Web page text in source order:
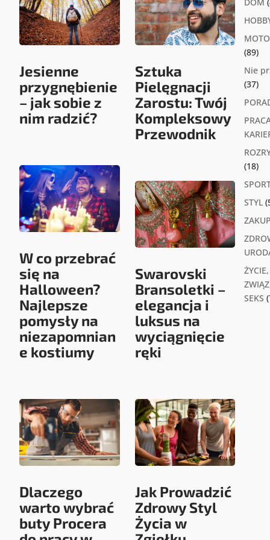
Jesienne
przygnębienie
– jak sobie z
nim radzić?
W co przebrać
się na
Halloween?
Najlepsze
pomysły na
niezapomnian
e kostiumy
Dlaczego
warto wybrać
buty Procera
Sztuka
Pielęgnacji
Zarostu: Twój
Kompleksowy
Przewodnik
Swarovski
Bransoletki –
elegancja i
luksus na
wyciągnięcie
ręki
Jak Prowadzić
Zdrowy Styl
Życia w
(89)
Nie
(37)
(18)
STYL
ŻYCIE,
SEKS